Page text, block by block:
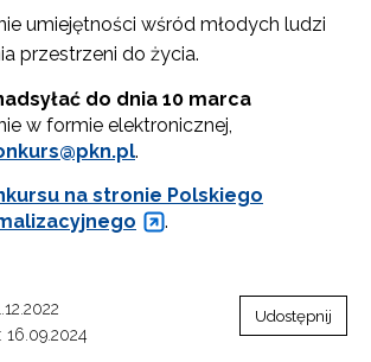
umiejętności wśród młodych ludzi
przestrzeni do życia.
do dnia 10 marca
w formie elektronicznej,
.
na stronie Polskiego
.
16.09.2024
Udostępnij